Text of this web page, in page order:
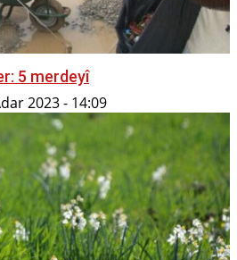
5 merdeyî
2023 - 14:09